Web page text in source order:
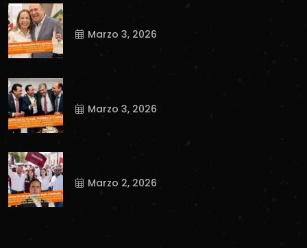
Marzo 3, 2026
Marzo 3, 2026
Marzo 2, 2026